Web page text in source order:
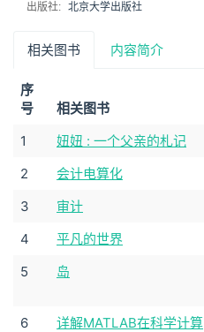
出版社: 北京大学出版社
相关图书 内容简介
序
号
相关图书
1
妞妞 : 一个父亲的札记
2
会计电算化
3
审计
4
平凡的世界
5
岛
6
详解MATLAB在科学计算